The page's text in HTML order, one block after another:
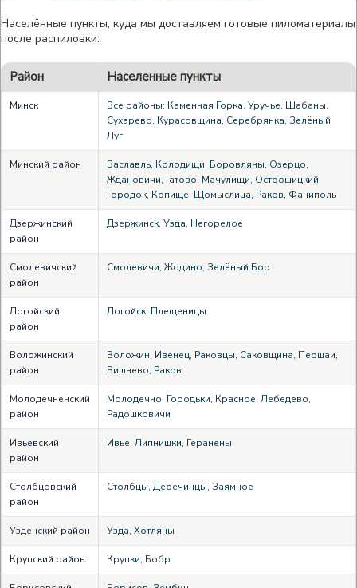
Населённые пункты, куда мы доставляем готовые пиломатериалы
после распиловки:
Район Населенные пункты
Минск
Все районы: Каменная Горка, Уручье, Шабаны,
Сухарево, Курасовщина, Серебрянка, Зелёный
Луг
Минский район
Заславль, Колодищи, Боровляны, Озерцо,
Ждановичи, Гатово, Мачулищи, Острошицкий
Городок, Копище, Щомыслица, Раков, Фаниполь
Дзержинский
район
Дзержинск, Узда, Негорелое
Смолевичский
район
Смолевичи, Жодино, Зелёный Бор
Логойский
район
Логойск, Плещеницы
Воложинский
район
Воложин, Ивенец, Раковцы, Саковщина, Першаи,
Вишнево, Раков
Молодечненский
район
Молодечно, Городьки, Красное, Лебедево,
Радошковичи
Ивьевский
район
Ивье, Липнишки, Геранены
Столбцовский
район
Столбцы, Деречинцы, Заямное
Узденский район Узда, Хотляны
Крупский район Крупки, Бобр